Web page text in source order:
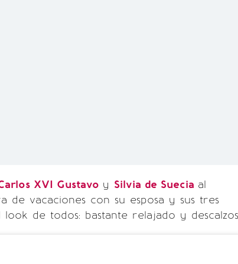
XVI Gustavo y Silvia de Suecia al
de vacaciones con su esposa y sus tres
de todos: bastante relajado y